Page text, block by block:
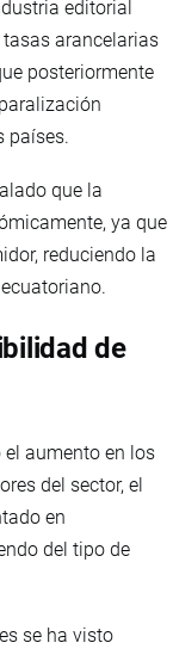
editorial
arancelarias
posteriormente
países.
que la
ya que
reduciendo la
de
aumento en los
del sector, el
en
del tipo de
se ha visto